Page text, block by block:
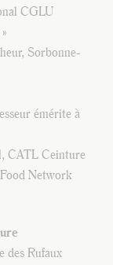
CGLU
Sorbonne-
émérite à
CATL Ceinture
Network
des Rufaux